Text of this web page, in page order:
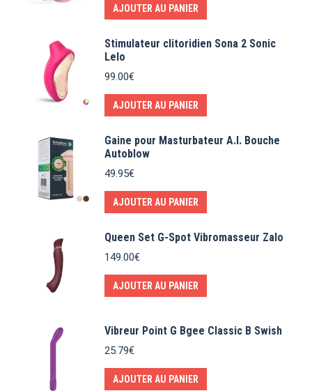
AJOUTER AU PANIER
Stimulateur clitoridien Sona 2 Sonic
Lelo
99.00€
AJOUTER AU PANIER
Gaine pour Masturbateur A.I. Bouche
Autoblow
49.95€
AJOUTER AU PANIER
Queen Set G-Spot Vibromasseur Zalo
149.00€
AJOUTER AU PANIER
Vibreur Point G Bgee Classic B Swish
25.79€
AJOUTER AU PANIER